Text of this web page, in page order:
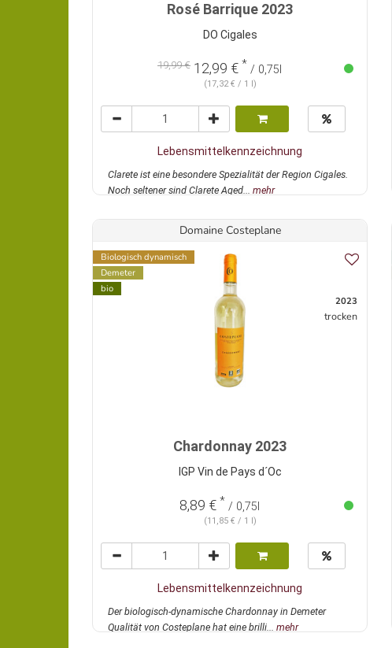
Rosé Barrique 2023
DO Cigales
19,99 € 12,99 € * / 0,75l
(17,32 € / 1 l)
Lebensmittelkennzeichnung
Clarete ist eine besondere Spezialität der Region Cigales.
Noch seltener sind Clarete Aged... mehr
Domaine Costeplane
Biologisch dynamisch
Demeter
bio
2023
trocken
Chardonnay 2023
IGP Vin de Pays d´Oc
8,89 € * / 0,75l
(11,85 € / 1 l)
Lebensmittelkennzeichnung
Der biologisch-dynamische Chardonnay in Demeter
Qualität von Costeplane hat eine brilli... mehr